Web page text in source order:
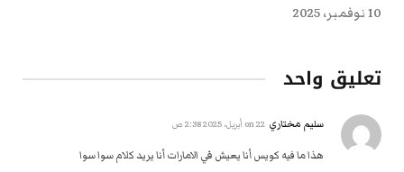
10 نوفمبر، 2025
تعليق واحد
سليم مختاري 22 أبريل، 2025 2:38 ص
هذا ما فيه كويس أنا يعيش في الامارات أنا يريد كلام سوا سوا